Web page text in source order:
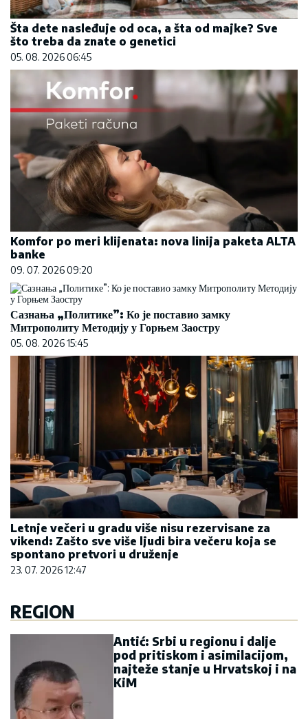
Šta dete nasleđuje od oca, a šta od majke? Sve
što treba da znate o genetici
05. 08. 2026 06:45
Komfor po meri klijenata: nova linija paketa ALTA
banke
09. 07. 2026 09:20
Сазнања „Политике”: Ко је поставио замку
Митрополиту Методију у Горњем Заостру
05. 08. 2026 15:45
Letnje večeri u gradu više nisu rezervisane za
vikend: Zašto sve više ljudi bira večeru koja se
spontano pretvori u druženje
23. 07. 2026 12:47
REGION
Antić: Srbi u regionu i dalje
pod pritiskom i asimilacijom,
najteže stanje u Hrvatskoj i na
KiM